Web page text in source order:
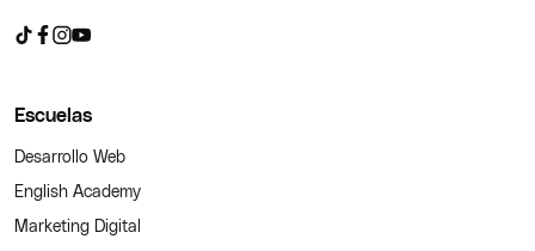
Escuelas
Desarrollo Web
English Academy
Marketing Digital